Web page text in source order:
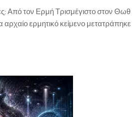
Από τον Ερμή Τρισμέγιστο στον Θωθ
αρχαίο ερμητικό κείμενο μετατράπηκε